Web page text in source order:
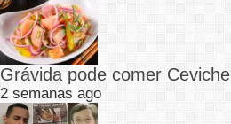
Grávida pode comer
2 semanas ago